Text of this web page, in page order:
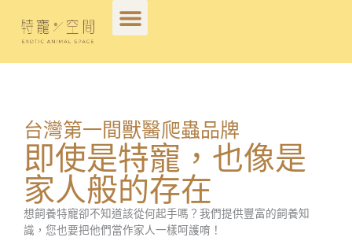
台灣第一間獸醫爬蟲品牌
即使是特寵，也像是
家人般的存在
想飼養特寵卻不知道該從何起手嗎？我們提供豐富的飼養知
識，您也要把他們當作家人一樣呵護唷！